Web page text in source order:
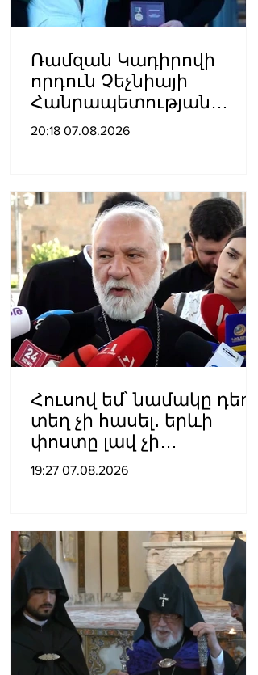
Ռամզան Կադիրովի
որդուն Չեչնիայի
Հանրապետության
հերոսի կոչում են
20:18 07.08.2026
Հուսով եմ՝ նամակը դեռ
տեղ չի հասել․ երևի
փոստը լավ չի
աշխատում․ Նաթան
պատրիարքի լռության
մասին
19:27 07.08.2026